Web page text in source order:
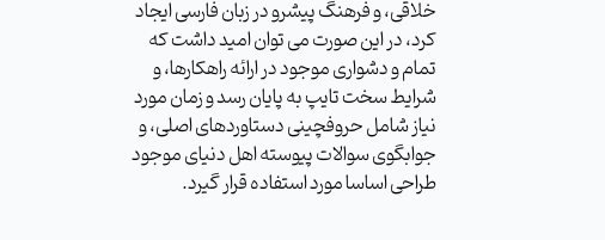
خلاقی، و فرهنگ پیشرو در زبان فارسی ایجاد
کرد، در این صورت می توان امید داشت که
تمام و دشواری موجود در ارائه راهکارها، و
شرایط سخت تایپ به پایان رسد و زمان مورد
نیاز شامل حروفچینی دستاوردهای اصلی، و
جوابگوی سوالات پیوسته اهل دنیای موجود
طراحی اساسا مورد استفاده قرار گیرد.